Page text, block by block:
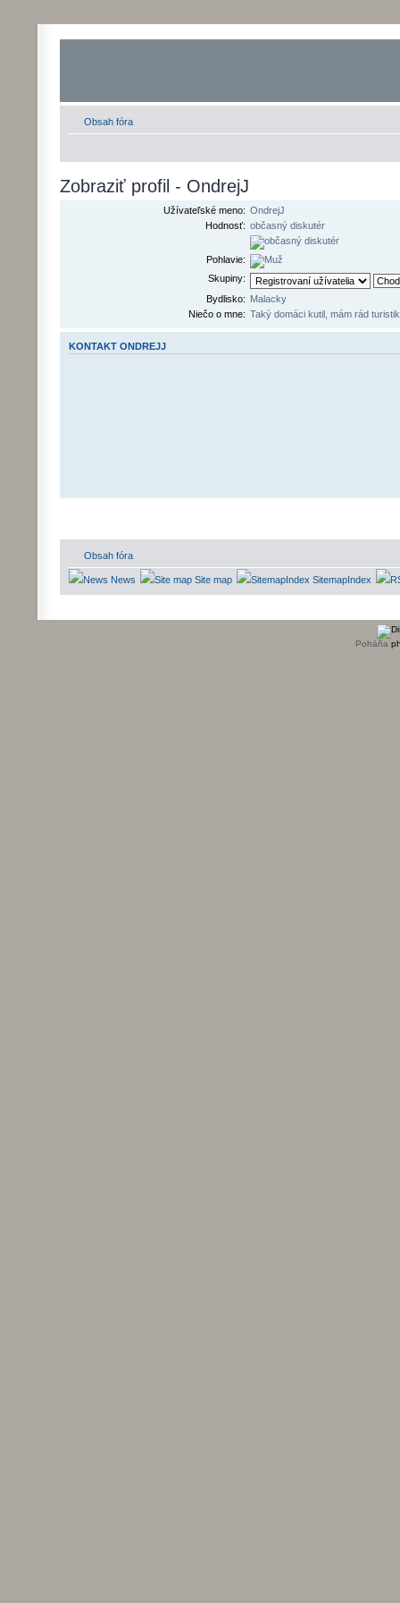
Obsah fóra
Zobraziť profil - OndrejJ
Užívateľské meno: OndrejJ
Hodnosť: občasný diskutér
Pohlavie:
Skupiny:
Bydlisko: Malacky
Niečo o mne: Taký domáci kutil, mám rád
KONTAKT ONDREJJ
Obsah fóra
News Site map SitemapIndex
Poháňa